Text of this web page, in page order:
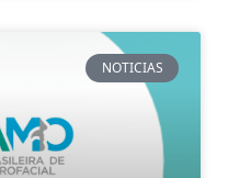
NOTICIAS